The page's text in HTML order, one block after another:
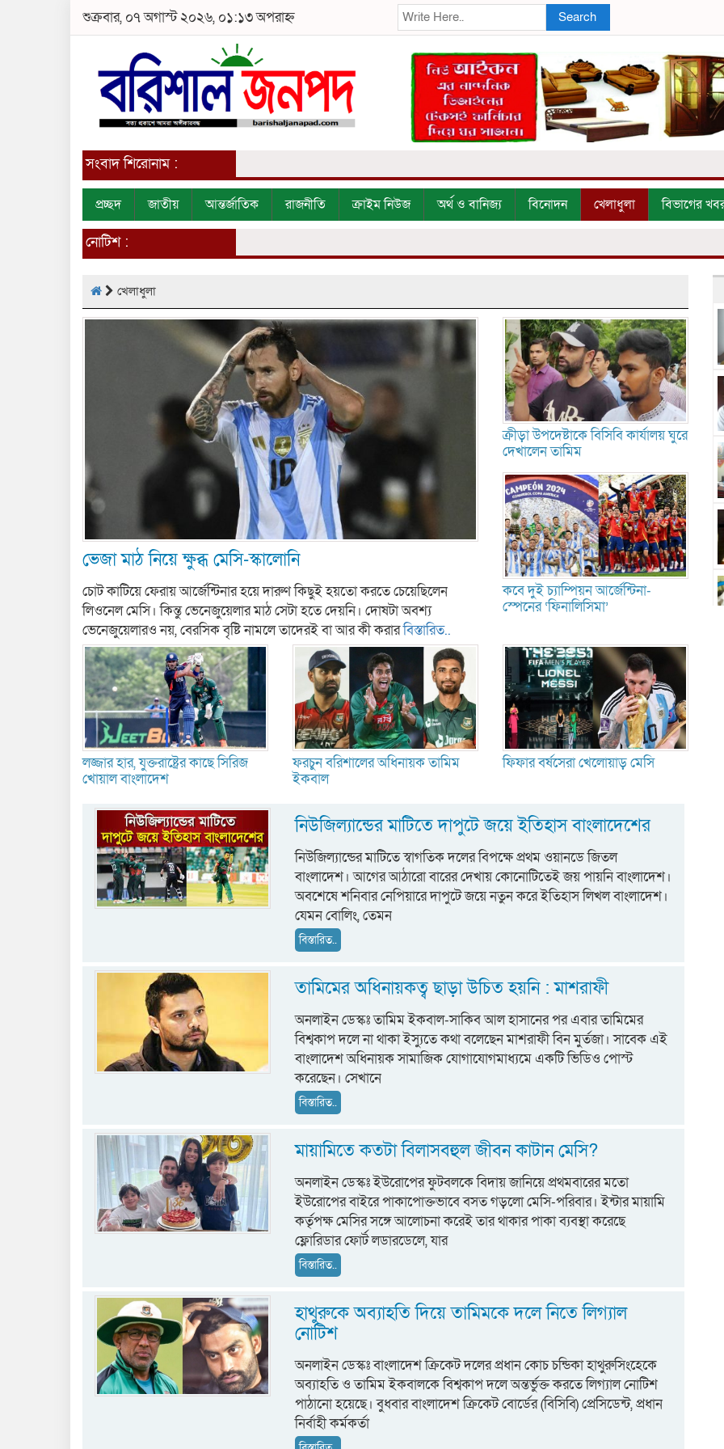
শুক্রবার, ০৭ অগাস্ট ২০২৬, ০১:১৩ অপরাহ্ন Search
সংবাদ শিরোনাম :
প্রচ্ছদ জাতীয় আন্তর্জাতিক রাজনীতি ক্রাইম নিউজ অর্থ ও বানিজ্য বিনোদন খেলাধুলা বিভাগের
নোটিশ :
খেলাধুলা
ভেজা মাঠ নিয়ে ক্ষুব্ধ মেসি-স্কালোনি
চোট কাটিয়ে ফেরায় আর্জেন্টিনার হয়ে দারুণ কিছুই হয়তো করতে চেয়েছিলেন
লিওনেল মেসি। কিন্তু ভেনেজুয়েলার মাঠ সেটা হতে দেয়নি। দোষটা অবশ্য
ভেনেজুয়েলারও নয়, বেরসিক বৃষ্টি নামলে তাদেরই বা আর কী করারবিস্তারিত..
ক্রীড়া উপদেষ্টাকে বিসিবি কার্যালয় ঘুরে
দেখালেন তামিম
কবে দুই চ্যাম্পিয়ন আর্জেন্টিনা-
স্পেনের ‘ফিনালিসিমা’
লজ্জার হার, যুক্তরাষ্ট্রের কাছে সিরিজ
খোয়াল বাংলাদেশ
ফরচুন বরিশালের অধিনায়ক তামিম
ইকবাল
ফিফার বর্ষসেরা খেলোয়াড় মেসি
নিউজিল্যান্ডের মাটিতে দাপুটে জয়ে ইতিহাস বাংলাদেশের
নিউজিল্যান্ডের মাটিতে স্বাগতিক দলের বিপক্ষে প্রথম ওয়ানডে জিতল
বাংলাদেশ। আগের আঠারো বারের দেখায় কোনোটিতেই জয় পায়নি বাংলাদেশ।
অবশেষে শনিবার নেপিয়ারে দাপুটে জয়ে নতুন করে ইতিহাস লিখল বাংলাদেশ।
যেমন বোলিং, তেমন
বিস্তারিত..
তামিমের অধিনায়কত্ব ছাড়া উচিত হয়নি : মাশরাফী
অনলাইন ডেস্কঃ তামিম ইকবাল-সাকিব আল হাসানের পর এবার তামিমের
বিশ্বকাপ দলে না থাকা ইস্যুতে কথা বলেছেন মাশরাফী বিন মুর্তজা। সাবেক এই
বাংলাদেশ অধিনায়ক সামাজিক যোগাযোগমাধ্যমে একটি ভিডিও পোস্ট
করেছেন। সেখানে
বিস্তারিত..
মায়ামিতে কতটা বিলাসবহুল জীবন কাটান মেসি?
অনলাইন ডেস্কঃ ইউরোপের ফুটবলকে বিদায় জানিয়ে প্রথমবারের মতো
ইউরোপের বাইরে পাকাপোক্তভাবে বসত গড়লো মেসি-পরিবার। ইন্টার মায়ামি
কর্তৃপক্ষ মেসির সঙ্গে আলোচনা করেই তার থাকার পাকা ব্যবস্থা করেছে
ফ্লোরিডার ফোর্ট লডারডেলে, যার
বিস্তারিত..
হাথুরুকে অব্যাহতি দিয়ে তামিমকে দলে নিতে লিগ্যাল
নোটিশ
অনলাইন ডেস্কঃ বাংলাদেশ ক্রিকেট দলের প্রধান কোচ চন্ডিকা হাথুরুসিংহেকে
অব্যাহতি ও তামিম ইকবালকে বিশ্বকাপ দলে অন্তর্ভুক্ত করতে লিগ্যাল নোটিশ
পাঠানো হয়েছে। বুধবার বাংলাদেশ ক্রিকেট বোর্ডের (বিসিবি) প্রেসিডেন্ট, প্রধান
নির্বাহী কর্মকর্তা